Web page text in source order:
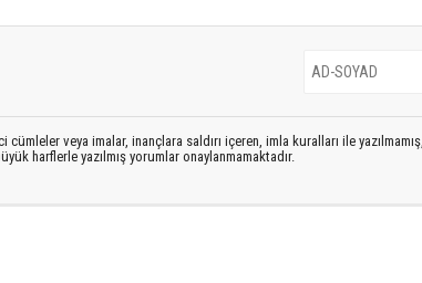
veya imalar, inançlara saldırı içeren, imla kuralları ile yazılmamış,
harflerle yazılmış yorumlar onaylanmamaktadır.